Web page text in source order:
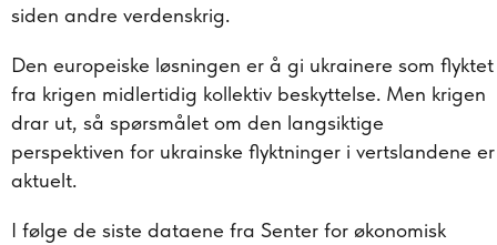
siden andre verdenskrig.
Den europeiske løsningen er å gi ukrainere som flyktet
fra krigen midlertidig kollektiv beskyttelse. Men krigen
drar ut, så spørsmålet om den langsiktige
perspektiven for ukrainske flyktninger i vertslandene er
aktuelt.
I følge de siste dataene fra Senter for økonomisk